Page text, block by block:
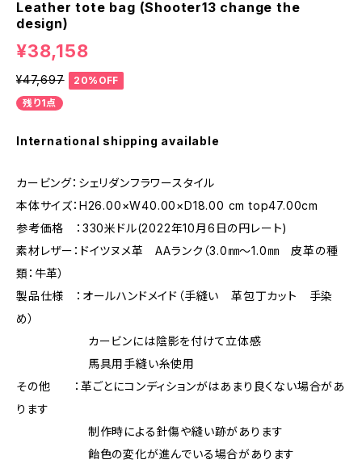
Leather tote bag (Shooter13 change the
design)
¥38,158
¥47,697
20%OFF
残り1点
International shipping available
カービング：シェリダンフラワースタイル
本体サイズ：H26.00×W40.00×D18.00 cm top47.00cm
参考価格 ：330米ドル(2022年10月6日の円レート)
素材レザー：ドイツヌメ革 AAランク（3.0㎜～1.0㎜ 皮革の種
類：牛革）
製品仕様 ：オールハンドメイド（手縫い 革包丁カット 手染
め）
カービンには陰影を付けて立体感
馬具用手縫い糸使用
その他 ：革ごとにコンディションがはあまり良くない場合があ
ります
制作時による針傷や縫い跡があります
飴色の変化が進んでいる場合があります